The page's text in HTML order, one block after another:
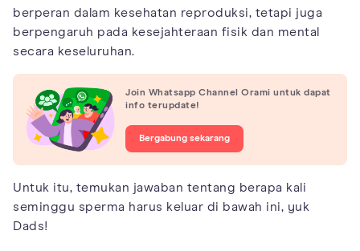
berperan dalam kesehatan reproduksi, tetapi juga
berpengaruh pada kesejahteraan fisik dan mental
secara keseluruhan.
Join Whatsapp Channel Orami untuk dapat
info terupdate!
Bergabung sekarang
Untuk itu, temukan jawaban tentang berapa kali
seminggu sperma harus keluar di bawah ini, yuk
Dads!